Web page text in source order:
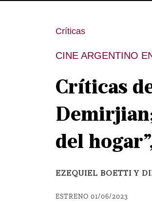
Críticas
CINE ARGENTINO
Críticas
del
EZEQUIEL BOETTI Y
ESTRENO 01/06/2023